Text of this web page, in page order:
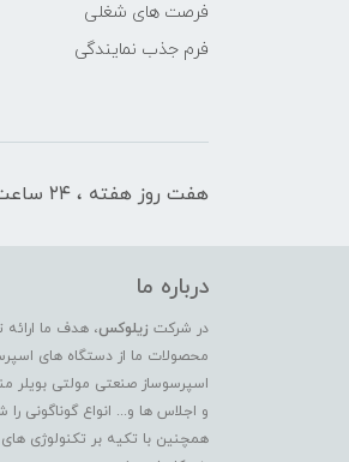
فرصت های شغلی
فرم جذب نمایندگی
هفت روز هفته ، ۲۴ ساعت شبانه‌روز پاسخگوی شما هستیم
درباره ما
در شرکت زیلوکس، هدف ما
محصولات ما از دستگاه های
اسپرسوساز صنعتی مولتی بویلر
و اجلاس ها و... انواع گوناگونی
همچنین با تکیه بر تکنولوژی